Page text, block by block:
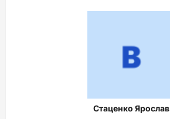
Стаценко Ярослав